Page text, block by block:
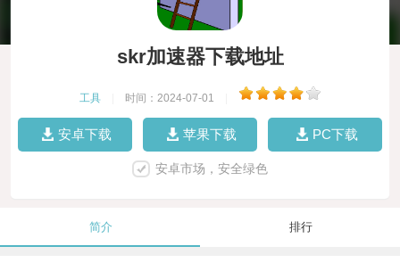
skr加速器下载地址
工具 时间：2024-07-01
安卓下载 苹果下载 PC下载
安卓市场，安全绿色
简介 排行